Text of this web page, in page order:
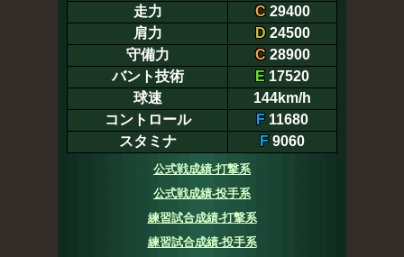
走力
C29400
肩力
D24500
守備力
C28900
バント技術
E 17520
球速
144km/h
コントロール
F 11680
スタミナ
F 9060
公式戦成績-打撃系
公式戦成績-投手系
練習試合成績-打撃系
練習試合成績-投手系